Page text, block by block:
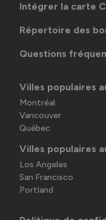
Intégrer la carte
Répertoire des
Questions
Villes populaires
Montréal
Vancouver
Québec
Villes populaires
Los Angeles
San Francisco
Portland